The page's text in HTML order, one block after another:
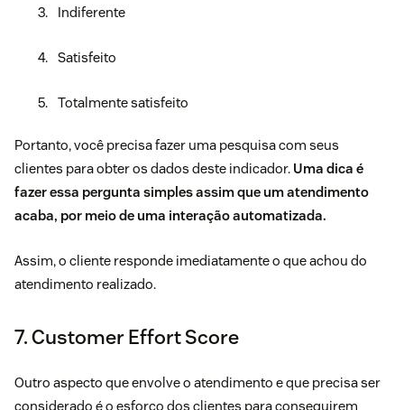
Indiferente
Satisfeito
Totalmente satisfeito
Portanto, você precisa fazer uma pesquisa com seus
clientes para obter os dados deste indicador. Uma dica é
fazer essa pergunta simples assim que um atendimento
acaba, por meio de uma interação automatizada.
Assim, o cliente responde imediatamente o que achou do
atendimento realizado.
7. Customer Effort Score
Outro aspecto que envolve o atendimento e que precisa ser
considerado é o esforço dos clientes para conseguirem